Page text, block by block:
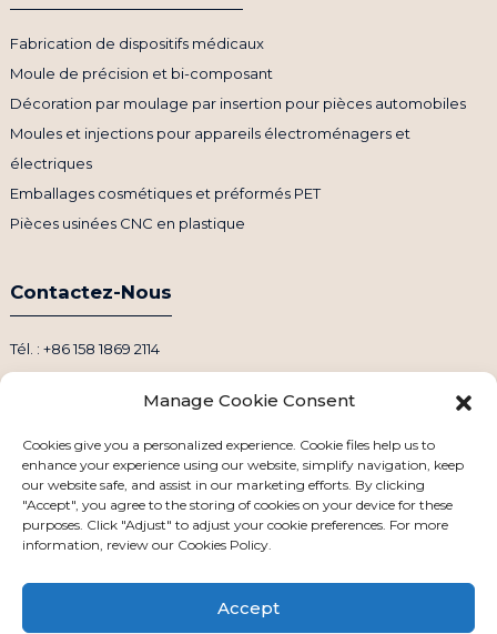
Fabrication de dispositifs médicaux
Moule de précision et bi-composant
Décoration par moulage par insertion pour pièces automobiles
Moules et injections pour appareils électroménagers et
électriques
Emballages cosmétiques et préformés PET
Pièces usinées CNC en plastique
Contactez-Nous
Tél. : +86 158 1869 2114
Courriel : info@ansixtech.com
Skype : Stephenhuang2010
WhatsApp : +86 13530645990
Adresse : Bâtiment F, Zone industrielle de Guanlan Weiyecheng,
District de Longhua, Shenzhen, Chine
Manage Cookie Consent
Cookies give you a personalized experience. Cookie files help us to
enhance your experience using our website, simplify navigation, keep
our website safe, and assist in our marketing efforts. By clicking
"Accept", you agree to the storing of cookies on your device for these
purposes. Click "Adjust" to adjust your cookie preferences. For more
information, review our Cookies Policy.
Accept